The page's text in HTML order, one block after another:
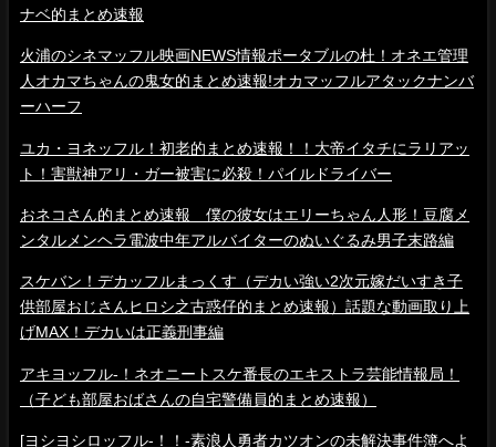
ナベ的まとめ速報
火浦のシネマッフル映画NEWS情報ポータブルの杜！オネエ管理
人オカマちゃんの鬼女的まとめ速報!オカマッフルアタックナンバ
ーハーフ
ユカ・ヨネッフル！初老的まとめ速報！！大帝イタチにラリアッ
ト！害獣神アリ・ガー被害に必殺！パイルドライバー
おネコさん的まとめ速報 僕の彼女はエリーちゃん人形！豆腐メ
ンタルメンヘラ電波中年アルバイターのぬいぐるみ男子末路編
スケバン！デカッフルまっくす（デカい強い2次元嫁だいすき子
供部屋おじさんヒロシ之古惑仔的まとめ速報）話題な動画取り上
げMAX！デカいは正義刑事編
アキヨッフル-！ネオニートスケ番長のエキストラ芸能情報局！
（子ども部屋おばさんの自宅警備員的まとめ速報）
[ヨシヨシロッフル-！！-素浪人勇者カツオンの未解決事件簿へよ